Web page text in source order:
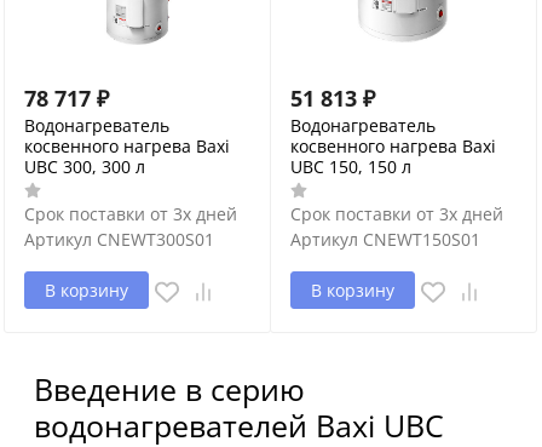
78 717 ₽
Водонагреватель
косвенного нагрева Baxi
UBC 300, 300 л
Срок поставки от 3х дней
Артикул CNEWT300S01
В корзину
51 813 ₽
Водонагреватель
косвенного нагрева Baxi
UBC 150, 150 л
Срок поставки от 3х дней
Артикул CNEWT150S01
В корзину
Введение в серию
водонагревателей Baxi UBC